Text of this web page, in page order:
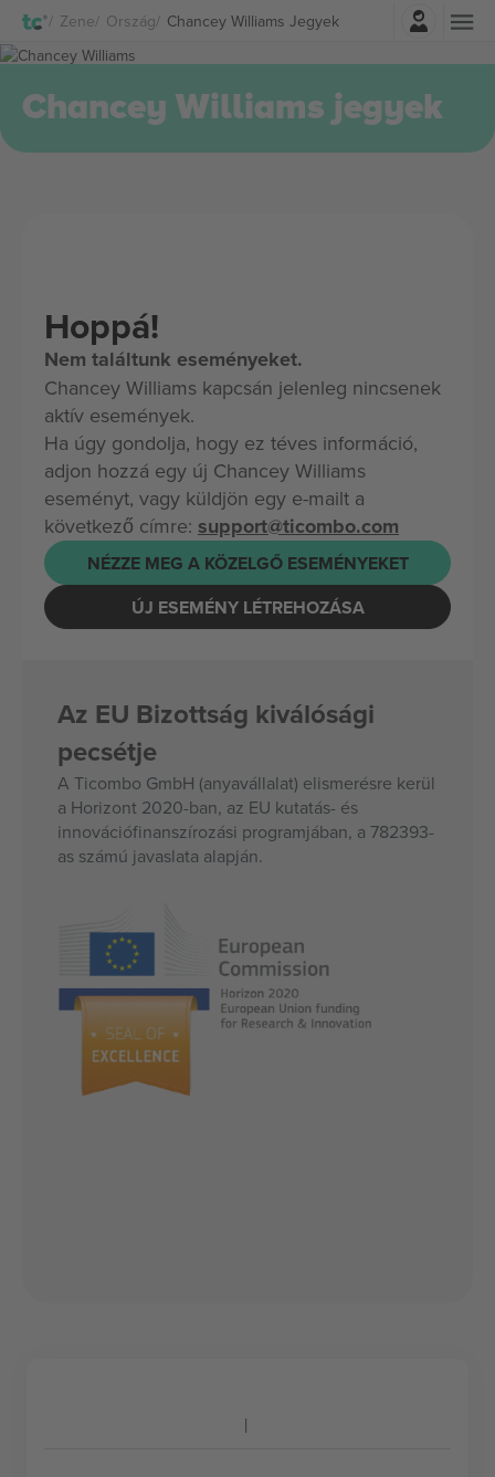
Zene Ország Chancey Williams Jegyek
Belépés
Chancey Williams jegyek
Hoppá!
Nem találtunk eseményeket.
Chancey Williams kapcsán jelenleg nincsenek
aktív események.
Ha úgy gondolja, hogy ez téves információ,
adjon hozzá egy új Chancey Williams
eseményt, vagy küldjön egy e-mailt a
következő címre: support@ticombo.com
NÉZZE MEG A KÖZELGŐ ESEMÉNYEKET
ÚJ ESEMÉNY LÉTREHOZÁSA
Az EU Bizottság kiválósági
pecsétje
A Ticombo GmbH (anyavállalat) elismerésre kerül
a Horizont 2020-ban, az EU kutatás- és
innovációfinanszírozási programjában, a 782393-
as számú javaslata alapján.